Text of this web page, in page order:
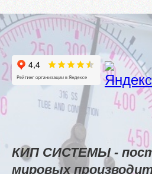
КИП СИСТЕМЫ -
мировых